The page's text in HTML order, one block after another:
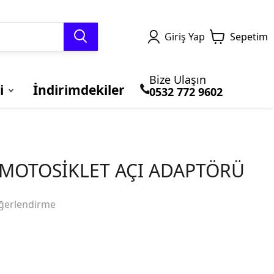
Giriş Yap Sepetim
İndirimdekiler
Bize Ulaşın
0532 772 9602
AÇI ADAPTÖRÜ